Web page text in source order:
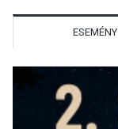
ESEMÉNY